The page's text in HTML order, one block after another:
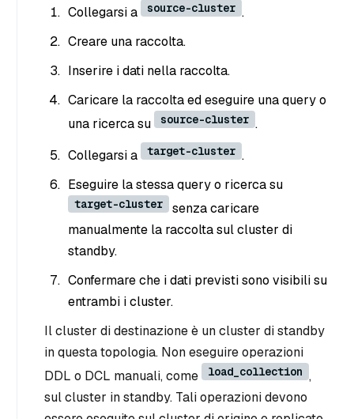
Collegarsi a source-cluster .
Creare una raccolta.
Inserire i dati nella raccolta.
Caricare la raccolta ed eseguire una query o
una ricerca su
source-cluster .
Collegarsi a
target-cluster .
Eseguire la stessa query o ricerca su
target-cluster
senza caricare
manualmente la raccolta sul cluster di
standby.
Confermare che i dati previsti sono visibili su
entrambi i cluster.
Il cluster di destinazione è un cluster di standby
in questa topologia. Non eseguire operazioni
DDL o DCL manuali, come
load_collection ,
sul cluster in standby. Tali operazioni devono